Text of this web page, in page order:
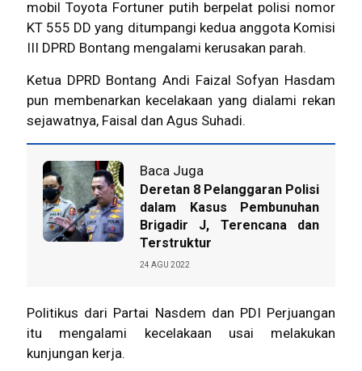
mobil Toyota Fortuner putih berpelat polisi nomor
KT 555 DD yang ditumpangi kedua anggota Komisi
III DPRD Bontang mengalami kerusakan parah.
Ketua DPRD Bontang Andi Faizal Sofyan Hasdam
pun membenarkan kecelakaan yang dialami rekan
sejawatnya, Faisal dan Agus Suhadi.
Baca Juga
Deretan 8 Pelanggaran Polisi
dalam Kasus Pembunuhan
Brigadir J, Terencana dan
Terstruktur
24 AGU 2022
Politikus dari Partai Nasdem dan PDI Perjuangan
itu mengalami kecelakaan usai melakukan
kunjungan kerja.